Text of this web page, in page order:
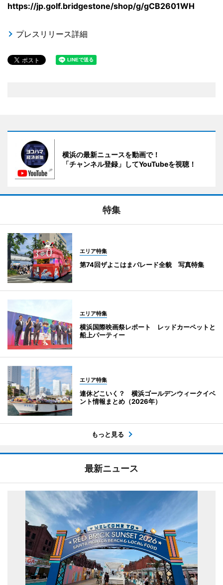
https://jp.golf.bridgestone/shop/g/gCB2601WH
プレスリリース詳細
横浜の最新ニュースを動画で！
「チャンネル登録」してYouTubeを視聴！
特集
エリア特集
第74回ザよこはまパレード全貌 写真特集
エリア特集
横浜国際映画祭レポート レッドカーペットと
船上パーティー
エリア特集
連休どこいく？ 横浜ゴールデンウィークイベ
ント情報まとめ（2026年）
もっと見る
最新ニュース